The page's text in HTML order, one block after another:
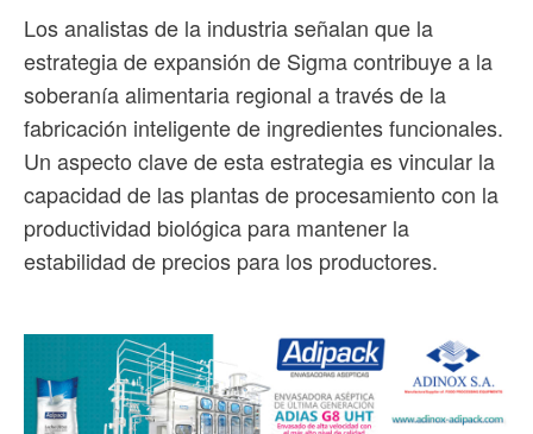
Los analistas de la industria señalan que la
estrategia de expansión de Sigma contribuye a la
soberanía alimentaria regional a través de la
fabricación inteligente de ingredientes funcionales.
Un aspecto clave de esta estrategia es vincular la
capacidad de las plantas de procesamiento con la
productividad biológica para mantener la
estabilidad de precios para los productores.